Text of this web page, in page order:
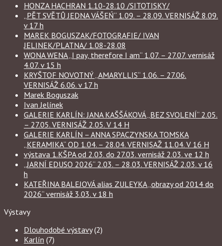
HONZA HACHRAN 1.10-28.10 /SITOTISKY/
„PĚT SVĚTŮ JEDNA VÁŠEŃ“ 1.09. – 28.09. VERNISÁŽ 8.09.
v 17 h
MAREK BOGUSZAK/FOTOGRAFIE/ IVAN
JELINEK/PLATNA/ 1.08-28.08
WONA WENA „I pay, therefore I am“ 1.07. – 27.07. vernisáž
4.07. v 15 h
KRYŠTOF NOVOTNÝ „AMARYLLIS“ 1.06. – 27.06.
VERNISÁŽ 6.06. v 17 h
Marek Boguszak
Ivan Jelínek
GALERIE KARLÍN: JANA KAŠŠÁKOVÁ „BEZ SVOLENÍ“ 2.05.
– 27.05. VERNISÁŽ 2.05. V 14 H
GALERIE KARLÍN – ANNA SPACZYNSKA TOMSKA
„KERAMIKA“ OD 1.04. – 28.04. VERNISAŽ 11.04. V 16 H
výstava 1.KŠPA od 2.03. do 27.03. vernisáž 2.03. ve 12 h
„JARNÍ EDUSO 2026“ 2.03. – 28.03. VERNISÁŽ 2.03. v 16
h
KATEŘINA BALEJOVÁ alias ZULEYKA „obrazy od 2014 do
2026“ vernisáž 3.03. v 18 h
Výstavy
Dlouhodobé výstavy(2)
Karlín (7)